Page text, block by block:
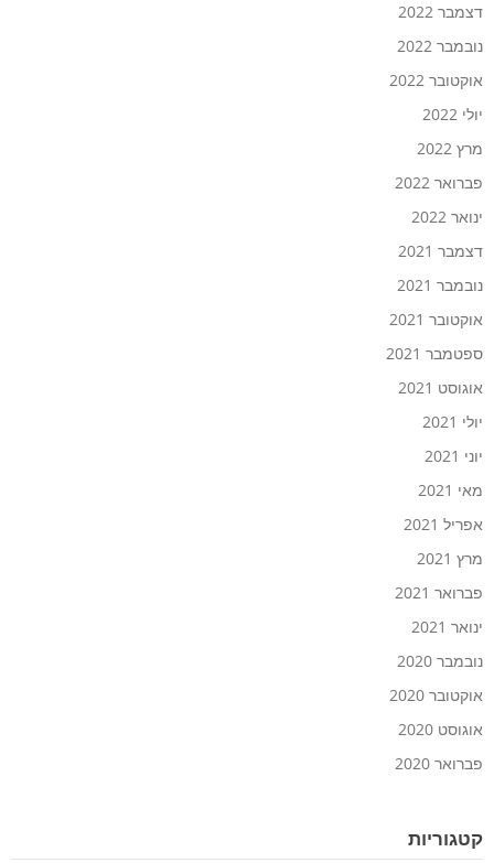
דצמבר 2022
נובמבר 2022
אוקטובר 2022
יולי 2022
מרץ 2022
פברואר 2022
ינואר 2022
דצמבר 2021
נובמבר 2021
אוקטובר 2021
ספטמבר 2021
אוגוסט 2021
יולי 2021
יוני 2021
מאי 2021
אפריל 2021
מרץ 2021
פברואר 2021
ינואר 2021
נובמבר 2020
אוקטובר 2020
אוגוסט 2020
פברואר 2020
קטגוריות